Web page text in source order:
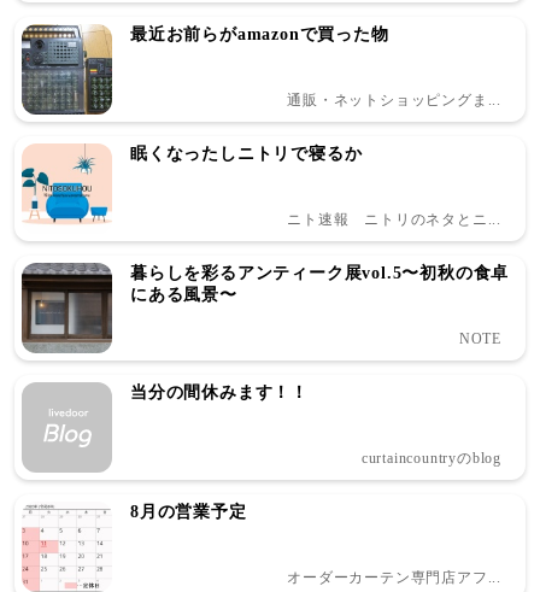
最近お前らがamazonで買った物
通販・ネットショッピングま...
眠くなったしニトリで寝るか
ニト速報 ニトリのネタとニ...
暮らしを彩るアンティーク展vol.5〜初秋の食卓
にある風景〜
NOTE
当分の間休みます！！
curtaincountryのblog
8月の営業予定
オーダーカーテン専門店アフ...